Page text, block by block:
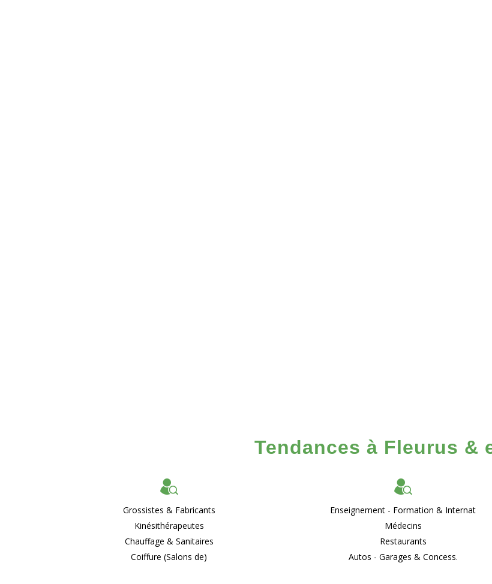
Tendances à Fleurus &
Grossistes & Fabricants
Kinésithérapeutes
Chauffage & Sanitaires
Coiffure (Salons de)
Enseignement - Formation & Internat
Médecins
Restaurants
Autos - Garages & Concess.